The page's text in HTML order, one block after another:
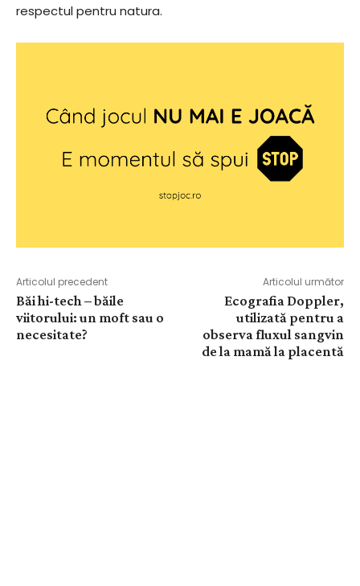
respectul pentru natura.
Articolul precedent
Băi hi-tech – băile
viitorului: un moft sau o
necesitate?
Articolul următor
Ecografia Doppler,
utilizată pentru a
observa fluxul sangvin
de la mamă la placentă